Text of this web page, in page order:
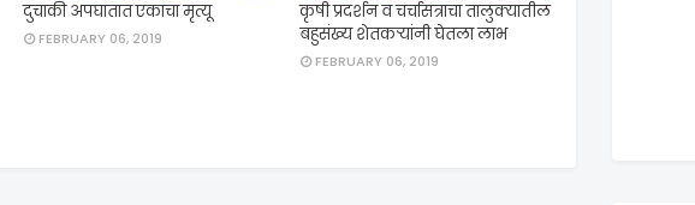
दुचाकी अपघातात एकाचा मृत्यू
FEBRUARY 06, 2019
कृषी प्रदर्शन व चर्चासत्राचा तालुक्यातील
बहुसंख्य शेतकऱ्यांनी घेतला लाभ
FEBRUARY 06, 2019